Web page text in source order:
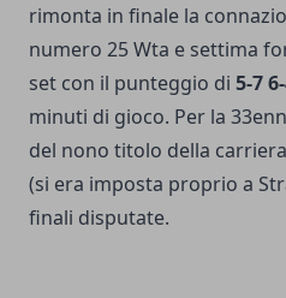
rimonta in finale la
numero 25 Wta e settima
set con il punteggio di 5-7
minuti di gioco. Per la
del nono titolo della
(si era imposta proprio a
finali disputate.